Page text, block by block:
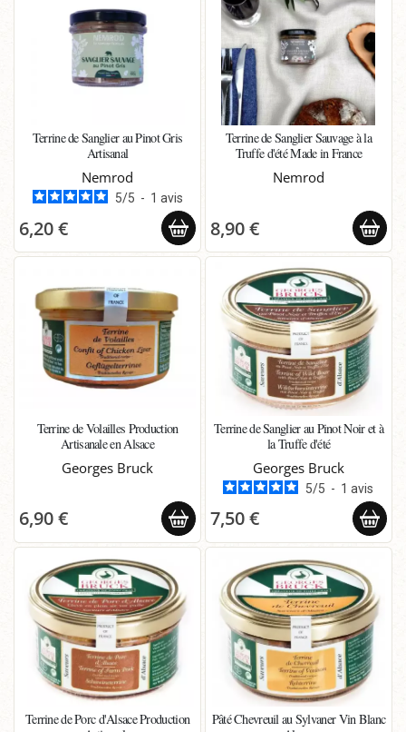
Terrine de Sanglier au Pinot Gris
Artisanal
Nemrod
5/5 - 1 avis
6,20 €
Terrine de Sanglier Sauvage à la
Truffe d'été Made in France
Nemrod
8,90 €
Terrine de Volailles Production
Artisanale en Alsace
Georges Bruck
6,90 €
Terrine de Sanglier au Pinot Noir et à
la Truffe d'été
Georges Bruck
5/5 - 1avis
7,50 €
Terrine de Porc d'Alsace Production
Pâté Chevreuil au Sylvaner Vin Blanc